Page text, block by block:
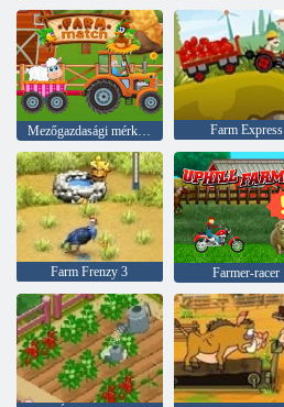
Mezőgazdasági mérkőzés Farm Express
Farm Frenzy 3 Farmer-racer